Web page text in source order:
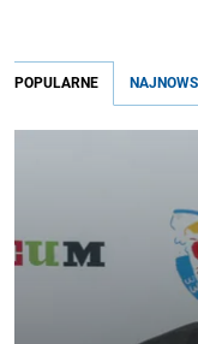
POPULARNE